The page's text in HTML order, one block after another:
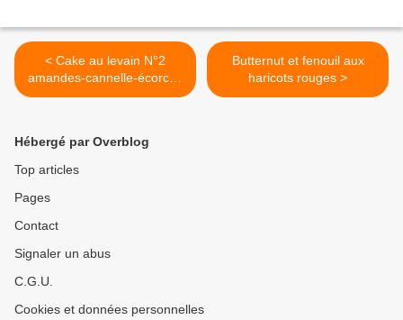
< Cake au levain N°2
amandes-cannelle-écorces
d'agrumes confites
Butternut et fenouil aux
haricots rouges >
Hébergé par Overblog
Top articles
Pages
Contact
Signaler un abus
C.G.U.
Cookies et données personnelles